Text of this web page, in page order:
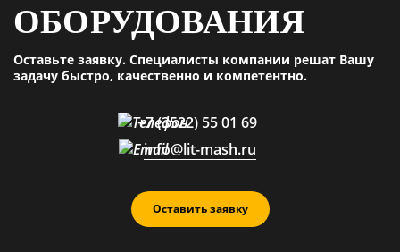
ОБОРУДОВАНИЯ
Оставьте заявку. Специалисты компании решат Вашу
задачу быстро, качественно и компетентно.
Оставить заявку
+7 (3522) 55 01 69
info@lit-mash.ru